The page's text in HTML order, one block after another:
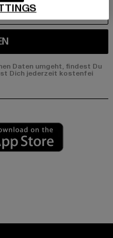
Daten umgeht, findest Du
Dich jederzeit kostenfei